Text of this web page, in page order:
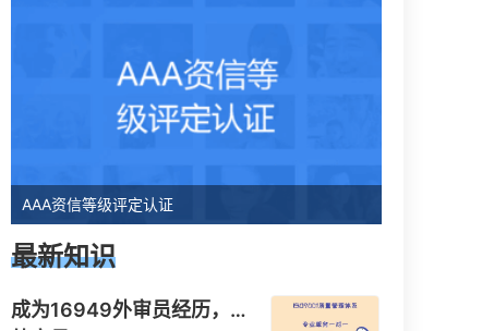
AAA资信等级评定认证
最新知识
成为16949外审员经历，